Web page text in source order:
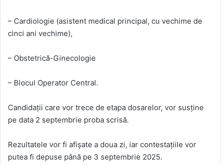
– Cardiologie (asistent medical principal, cu vechime de
cinci ani vechime),
– Obstetrică-Ginecologie
– Blocul Operator Central.
Candidații care vor trece de etapa dosarelor, vor susține
pe data 2 septembrie proba scrisă.
Rezultatele vor fi afișate a doua zi, iar contestațiile vor
putea fi depuse până pe 3 septembrie 2025.